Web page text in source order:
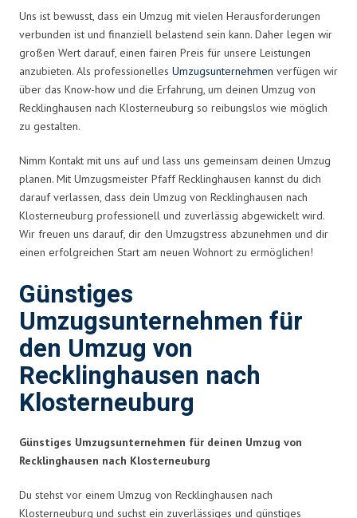
Uns ist bewusst, dass ein Umzug mit vielen Herausforderungen
verbunden ist und finanziell belastend sein kann. Daher legen wir
großen Wert darauf, einen fairen Preis für unsere Leistungen
anzubieten. Als professionelles Umzugsunternehmen verfügen wir
über das Know-how und die Erfahrung, um deinen Umzug von
Recklinghausen nach Klosterneuburg so reibungslos wie möglich
zu gestalten.
Nimm Kontakt mit uns auf und lass uns gemeinsam deinen Umzug
planen. Mit Umzugsmeister Pfaff Recklinghausen kannst du dich
darauf verlassen, dass dein Umzug von Recklinghausen nach
Klosterneuburg professionell und zuverlässig abgewickelt wird.
Wir freuen uns darauf, dir den Umzugstress abzunehmen und dir
einen erfolgreichen Start am neuen Wohnort zu ermöglichen!
Günstiges
Umzugsunternehmen für
den Umzug von
Recklinghausen nach
Klosterneuburg
Günstiges Umzugsunternehmen für deinen Umzug von
Recklinghausen nach Klosterneuburg
Du stehst vor einem Umzug von Recklinghausen nach
Klosterneuburg und suchst ein zuverlässiges und günstiges